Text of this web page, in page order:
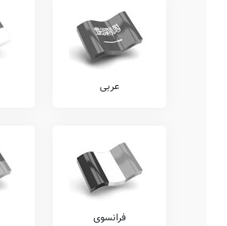
عربی
فرانسوی